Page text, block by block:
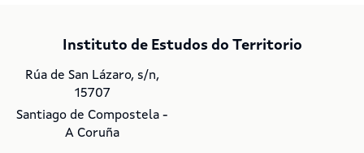
Instituto de Estudos do Territorio
Rúa de San Lázaro, s/n,
15707
Santiago de Compostela -
A Coruña